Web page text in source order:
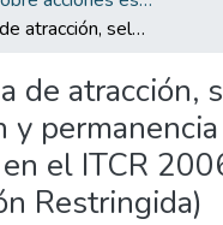
Programa de atracción, selección, admisión y permanencia con equidad en el ITCR 2006-2007 (Admisión Restringida)
de atracción,
y
el ITCR
Restringida)